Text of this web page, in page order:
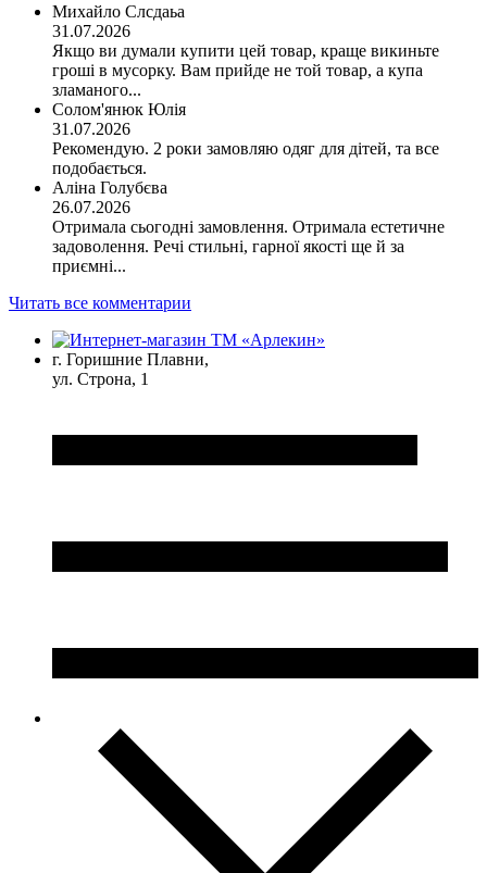
Михайло Слсдаьа
31.07.2026
Якщо ви думали купити цей товар, краще викиньте
гроші в мусорку. Вам прийде не той товар, а купа
зламаного...
Солом'янюк Юлія
31.07.2026
Рекомендую. 2 роки замовляю одяг для дітей, та все
подобається.
Аліна Голубєва
26.07.2026
Отримала сьогодні замовлення. Отримала естетичне
задоволення. Речі стильні, гарної якості ще й за
приємні...
Читать все комментарии
г. Горишние Плавни,
ул. Строна, 1